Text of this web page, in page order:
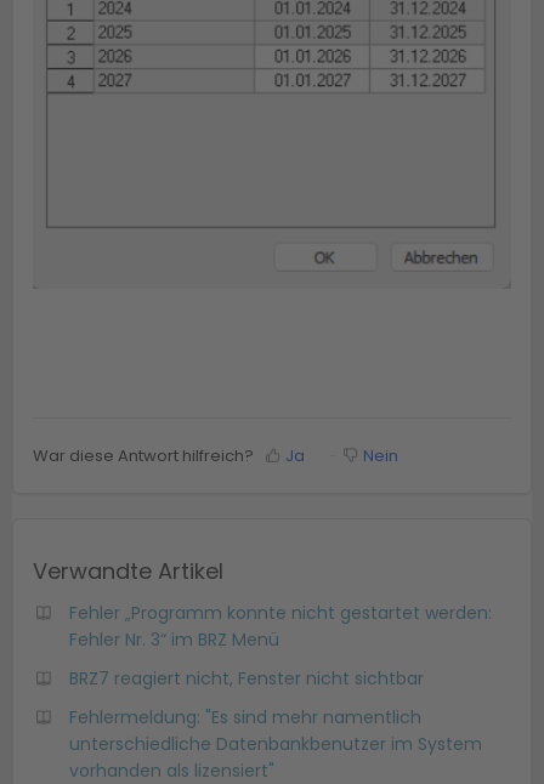
War diese Antwort hilfreich? Ja Nein
Verwandte Artikel
Fehler „Programm konnte nicht gestartet werden:
Fehler Nr. 3“ im BRZ Menü
BRZ7 reagiert nicht, Fenster nicht sichtbar
Fehlermeldung: "Es sind mehr namentlich
unterschiedliche Datenbankbenutzer im System
vorhanden als lizensiert"